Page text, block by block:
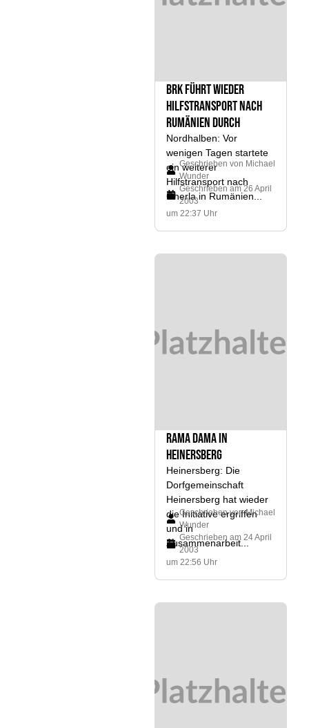
BRK führt wieder
Hilfstransport nach
Rumänien durch
Nordhalben: Vor
wenigen Tagen startete
ein weiterer
Hilfstransport nach
Gherla in Rumänien...
Geschrieben von Michael
Wunder
Geschrieben am 26 April
2003
um 22:37 Uhr
Rama dama in
Heinersberg
Heinersberg: Die
Dorfgemeinschaft
Heinersberg hat wieder
die Initiative ergriffen
und in
Zusammenarbeit...
Geschrieben vonMichael
Wunder
Geschrieben am 24 April
2003
um 22:56 Uhr